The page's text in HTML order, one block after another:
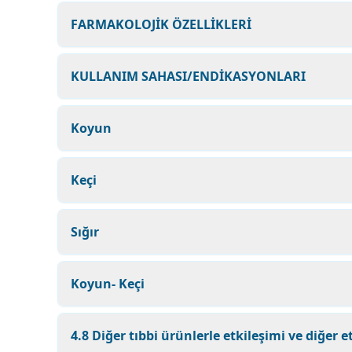
FARMAKOLOJİK ÖZELLİKLERİ
KULLANIM SAHASI/ENDİKASYONLARI
Koyun
Keçi
Sığır
Koyun- Keçi
4.8 Diğer tıbbi ürünlerle etkileşimi ve diğer